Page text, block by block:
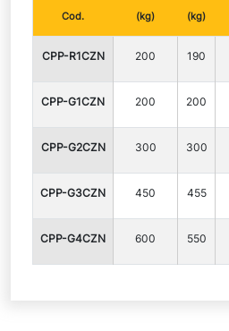
Cod.
(kg)
(kg)
CPP-R1CZN 200 190
CPP-G1CZN 200 200
CPP-G2CZN 300 300
CPP-G3CZN 450 455
CPP-G4CZN 600 550